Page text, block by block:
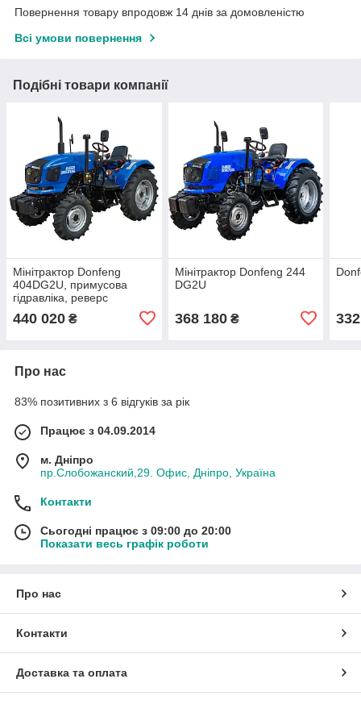
Повернення товару впродовж 14 днів за домовленістю
Всі умови повернення
Подібні товари компанії
Мінітрактор Donfeng
404DG2U, примусова
гідравліка, реверс
440 020 ₴
Мінітрактор Donfeng 244
DG2U
368 180₴
Про нас
83% позитивних з 6 відгуків за рік
Працює з 04.09.2014
м. Дніпро
пр.Слобожанский,29. Офис, Дніпро, Україна
Контакти
Сьогодні працює з 09:00 до 20:00
Показати весь графік роботи
Про нас
Контакти
Доставка та оплата